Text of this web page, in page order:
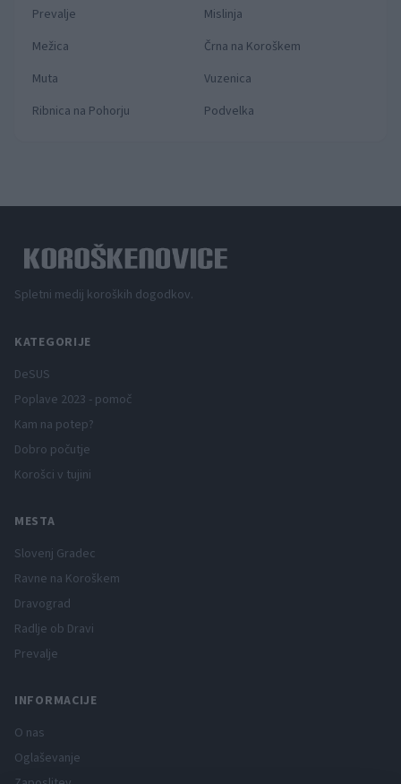
Prevalje
Mislinja
Mežica
Črna na Koroškem
Muta
Vuzenica
Ribnica na Pohorju
Podvelka
Spletni medij koroških dogodkov.
KATEGORIJE
DeSUS
Poplave 2023 - pomoč
Kam na potep?
Dobro počutje
Korošci v tujini
MESTA
Slovenj Gradec
Ravne na Koroškem
Dravograd
Radlje ob Dravi
Prevalje
INFORMACIJE
O nas
Oglaševanje